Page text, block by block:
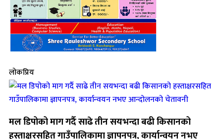
लोकप्रिय
मल डिपोको माग गर्दै साढे तीन सयभन्दा बढी किसानको